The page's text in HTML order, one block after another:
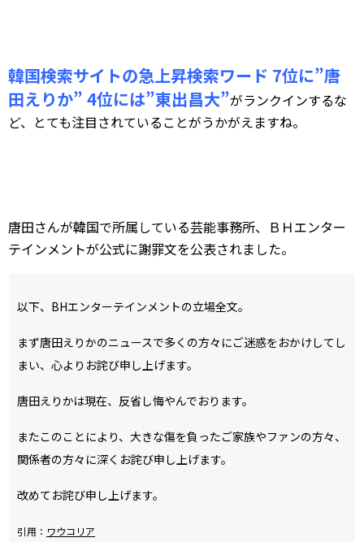
韓国検索サイトの急上昇検索ワード 7位に”唐
田えりか” 4位には”東出昌大”がランクインするな
ど、とても注目されていることがうかがえますね。
唐田さんが韓国で所属している芸能事務所、ＢＨエンター
テインメントが公式に謝罪文を公表されました。
以下、BHエンターテインメントの立場全文。
まず唐田えりかのニュースで多くの方々にご迷惑をおかけしてし
まい、心よりお詫び申し上げます。
唐田えりかは現在、反省し悔やんでおります。
またこのことにより、大きな傷を負ったご家族やファンの方々、
関係者の方々に深くお詫び申し上げます。
改めてお詫び申し上げます。
引用： ワウコリア